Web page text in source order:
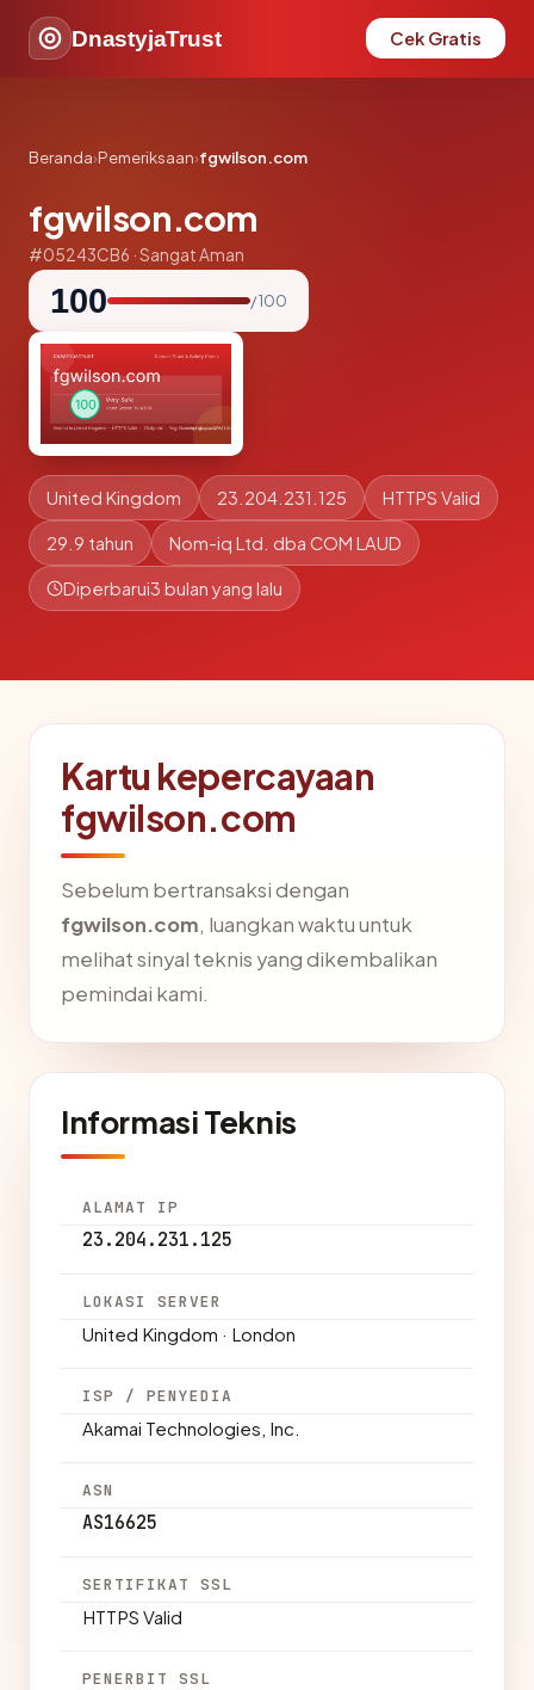
DnastyjaTrust Cek Gratis
Beranda›Pemeriksaan›fgwilson.com
fgwilson.com
#05243CB6 · Sangat Aman
100 / 100
United Kingdom 23.204.231.125 HTTPS Valid
29.9 tahun Nom-iq Ltd. dba COM LAUD
Diperbarui3 bulan yang lalu
Kartu kepercayaan
fgwilson.com
Sebelum bertransaksi dengan
fgwilson.com, luangkan waktu untuk
melihat sinyal teknis yang dikembalikan
pemindai kami.
Informasi Teknis
ALAMAT IP
23.204.231.125
LOKASI SERVER
United Kingdom · London
ISP / PENYEDIA
Akamai Technologies, Inc.
ASN
AS16625
SERTIFIKAT SSL
HTTPS Valid
PENERBIT SSL